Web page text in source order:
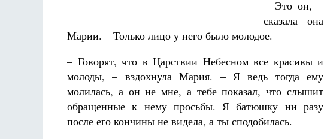
– Это он, –
сказала она
Марии. – Только лицо у него было молодое.
– Говорят, что в Царствии Небесном все красивы и
молоды, – вздохнула Мария. – Я ведь тогда ему
молилась, а он не мне, а тебе показал, что слышит
обращенные к нему просьбы. Я батюшку ни разу
после его кончины не видела, а ты сподобилась.